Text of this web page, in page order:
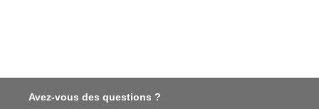
Avez-vous des questions ?